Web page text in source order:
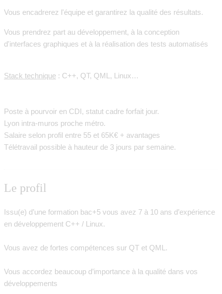
Vous encadrerez l'équipe et garantirez la qualité des résultats.
Vous prendrez part au développement, à la conception
d'interfaces graphiques et à la réalisation des tests automatisés
Stack technique : C++, QT, QML, Linux…
Poste à pourvoir en CDI, statut cadre forfait jour.
Lyon intra-muros proche métro.
Salaire selon profil entre 55 et 65K€ + avantages
Télétravail possible à hauteur de 3 jours par semaine.
Le profil
Issu(e) d’une formation bac+5 vous avez 7 à 10 ans d’expérience
en développement C++ / Linux.
Vous avez de fortes compétences sur QT et QML.
Vous accordez beaucoup d’importance à la qualité dans vos
développements